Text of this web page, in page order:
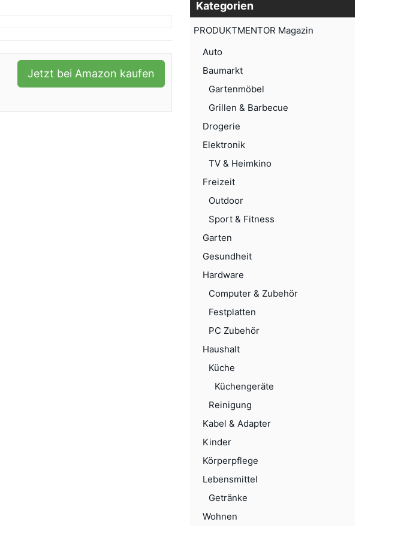
Jetzt bei Amazon kaufen
Kategorien
PRODUKTMENTOR Magazin
Auto
Baumarkt
Gartenmöbel
Grillen & Barbecue
Drogerie
Elektronik
TV & Heimkino
Freizeit
Outdoor
Sport & Fitness
Garten
Gesundheit
Hardware
Computer & Zubehör
Festplatten
PC Zubehör
Haushalt
Küche
Küchengeräte
Reinigung
Kabel & Adapter
Kinder
Körperpflege
Lebensmittel
Getränke
Wohnen